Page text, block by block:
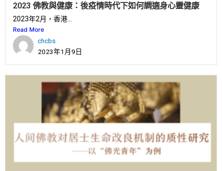
2023 佛教與健康：後疫情時代下如何調適身心靈健康
2023年2月，香港...
Read More
chcbs
2023年1月9日